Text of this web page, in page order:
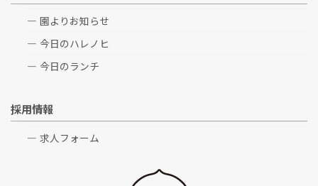
園よりお知らせ
今日のハレノヒ
今日のランチ
採用情報
求人フォーム